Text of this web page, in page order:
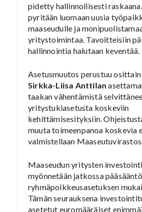
pidetty hallinnollisesti
pyritään luomaan uusia
maaseudulle ja
yritystoimintaa. Tavoitteisiin
hallinnointia halutaan keventää.
Asetusmuutos perustuu
Sirkka-Liisa Anttilan
taakan vähentämistä
yritystukiasetusta koskeviin
kehittämisesityksiin.
muuta toimeenpanoa koskevia
valmistellaan
Maaseudun yritysten
myönnetään jatkossa
ryhmäpoikkeusasetuksen
Tämän seurauksena
asetetut euromääräiset